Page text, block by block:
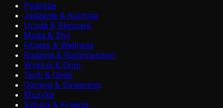
Podróże
Jedzenie & Kuchnia
Uroda & Skincare
Moda & Styl
Fitness & Wellness
Rodzina & Rodzicielstwo
Wystrój & Dom
Tech & Geek
Gaming & Streaming
Muzyka
Sztuka & Kreacja